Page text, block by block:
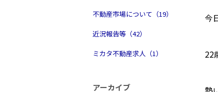
不動産市場について（19）
近況報告等（42）
ミカタ不動産求人（1）
アーカイブ
今
22